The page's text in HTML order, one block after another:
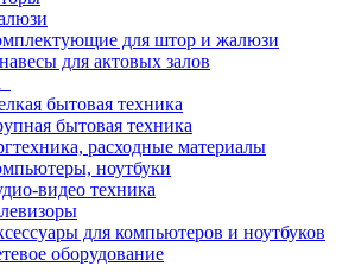
для штор и жалюзи
для актовых залов
бытовая техника
бытовая техника
расходные материалы
ноутбуки
видео техника
для компьютеров и ноутбуков
оборудование